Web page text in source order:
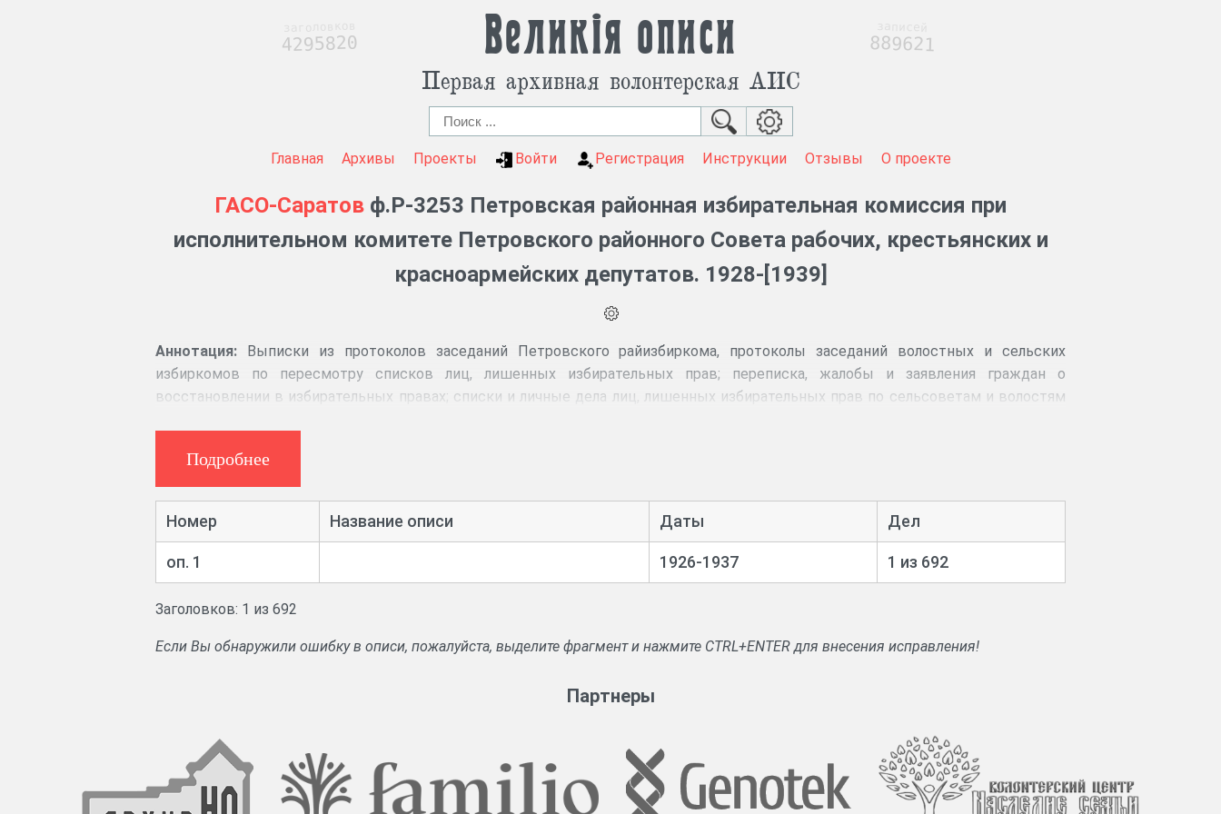
Великія описи
Первая архивная волонтерская АИС
Главная Архивы Проекты Войти Регистрация Инструкции Отзывы О проекте
ГАСО-Саратов ф.Р-3253 Петровская районная избирательная комиссия при
исполнительном комитете Петровского районного Совета рабочих, крестьянских и
красноармейских депутатов. 1928-[1939]
Аннотация:
Выписки из протоколов заседаний Петровского райизбиркома, протоколы заседаний волостных и сельских
избиркомов по пересмотру списков лиц, лишенных избирательных прав; переписка, жалобы и заявления граждан о
восстановлении в избирательных правах; списки и личные дела лиц, лишенных избирательных прав по сельсоветам и волостям
Подробнее
Номер Название описи Даты Дел
оп. 1 1926-1937 1 из 692
Заголовков: 1 из 692
Если Вы обнаружили ошибку в описи, пожалуйста, выделите фрагмент и нажмите CTRL+ENTER для внесения исправления!
Партнеры
4295820 889621